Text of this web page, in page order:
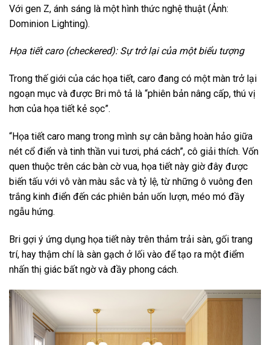
Với gen Z, ánh sáng là một hình thức nghệ thuật (Ảnh:
Dominion Lighting).
Họa tiết caro (checkered): Sự trở lại của một biểu tượng
Trong thế giới của các họa tiết, caro đang có một màn trở lại
ngoạn mục và được Bri mô tả là “phiên bản nâng cấp, thú vị
hơn của họa tiết kẻ sọc”.
“Họa tiết caro mang trong mình sự cân bằng hoàn hảo giữa
nét cổ điển và tinh thần vui tươi, phá cách”, cô giải thích. Vốn
quen thuộc trên các bàn cờ vua, họa tiết này giờ đây được
biến tấu với vô vàn màu sắc và tỷ lệ, từ những ô vuông đen
trắng kinh điển đến các phiên bản uốn lượn, méo mó đầy
ngẫu hứng.
Bri gợi ý ứng dụng họa tiết này trên thảm trải sàn, gối trang
trí, hay thậm chí là sàn gạch ở lối vào để tạo ra một điểm
nhấn thị giác bất ngờ và đầy phong cách.